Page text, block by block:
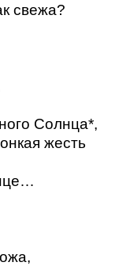
свежа?
Солнца*,
жесть